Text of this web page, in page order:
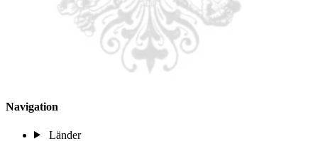
Navigation
Länder